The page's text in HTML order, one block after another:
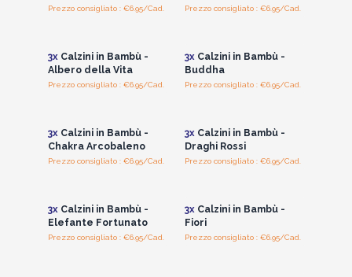
Prezzo consigliato : €6.95/Cad. Prezzo consigliato : €6.95/Cad.
3xCalzini in Bambù -
Albero della Vita
Prezzo consigliato : €6.95/Cad.
3xCalzini in Bambù -
Buddha
Prezzo consigliato : €6.95/Cad.
3xCalzini in Bambù -
Chakra Arcobaleno
Prezzo consigliato : €6.95/Cad.
3xCalzini in Bambù -
Draghi Rossi
Prezzo consigliato : €6.95/Cad.
3xCalzini in Bambù -
Elefante Fortunato
Prezzo consigliato : €6.95/Cad.
3xCalzini in Bambù -
Fiori
Prezzo consigliato : €6.95/Cad.